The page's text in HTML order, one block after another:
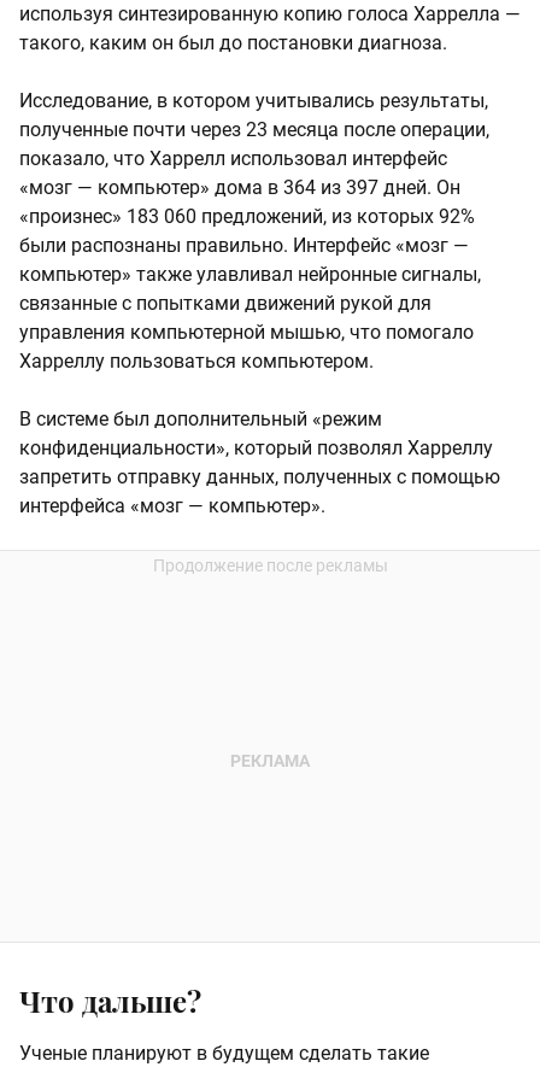
используя синтезированную копию голоса Харрелла —
такого, каким он был до постановки диагноза.
Исследование, в котором учитывались результаты,
полученные почти через 23 месяца после операции,
показало, что Харрелл использовал интерфейс
«мозг — компьютер» дома в 364 из 397 дней. Он
«произнес» 183 060 предложений, из которых 92%
были распознаны правильно. Интерфейс «мозг —
компьютер» также улавливал нейронные сигналы,
связанные с попытками движений рукой для
управления компьютерной мышью, что помогало
Харреллу пользоваться компьютером.
В системе был дополнительный «режим
конфиденциальности», который позволял Харреллу
запретить отправку данных, полученных с помощью
интерфейса «мозг — компьютер».
Что дальше?
Ученые планируют в будущем сделать такие